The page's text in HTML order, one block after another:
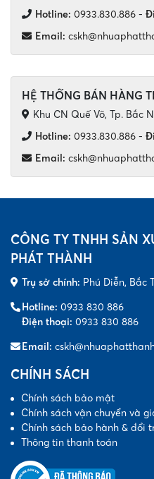
Hotline: 0933.830.886 -
Email:
HỆ THỐNG BÁN HÀNG
Khu CN Quế Võ, Tp. Bắc
Hotline: 0933.830.886 -
Email:
CÔNG TY TNHH SẢN
PHÁT THÀNH
Trụ sở chính: Phú Diễn, Bắc
Hotline: 0933 830 886
Điện thoại: 0933 830 886
Email:
CHÍNH SÁCH
Chính sách bảo mật
Chính sách vận chuyển và
Chính sách bảo hành & đổi
Thông tin thanh toán